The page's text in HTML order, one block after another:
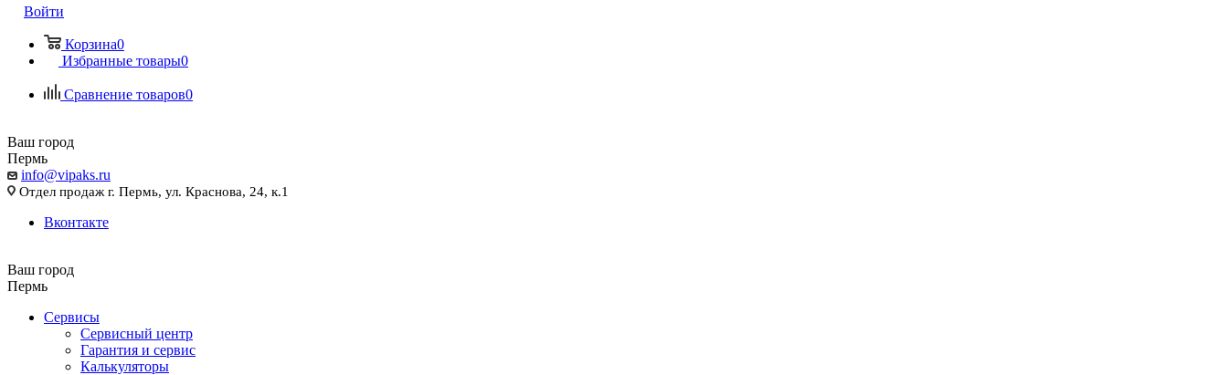
Войти
Корзина0
Избранные товары0
Сравнение товаров0
Ваш город
Пермь
info@vipaks.ru
Отдел продаж г. Пермь, ул. Краснова, 24, к.1
Вконтакте
Ваш город
Пермь
Сервисы
Сервисный центр
Гарантия и сервис
Калькуляторы